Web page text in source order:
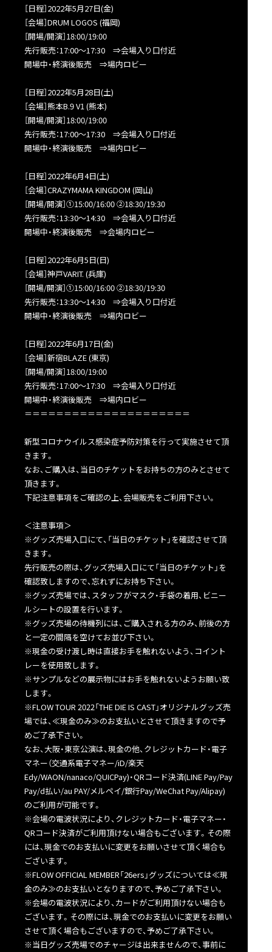
［日程］2022年5月27日(金)
［会場］DRUM LOGOS (福岡)
［開場/開演］18:00/19:00
先行販売：17:00～17:30 ⇒会場入り口付近
開場中・終演後販売 ⇒場内ロビー
［日程］2022年5月28日(土)
［会場］熊本B.9 V1 (熊本)
［開場/開演］18:00/19:00
先行販売：17:00～17:30 ⇒会場入り口付近
開場中・終演後販売 ⇒場内ロビー
［日程］2022年6月4日(土)
［会場］CRAZYMAMA KINGDOM (岡山)
［開場/開演］①15:00/16:00 ②18:30/19:30
先行販売：13:30～14:30 ⇒会場入り口付近
開場中・終演後販売 ⇒会場内ロビー
［日程］2022年6月5日(日)
［会場］神戸VARIT. (兵庫)
［開場/開演］①15:00/16:00 ②18:30/19:30
先行販売：13:30～14:30 ⇒会場入り口付近
開場中・終演後販売 ⇒場内ロビー
［日程］2022年6月17日(金)
［会場］新宿BLAZE (東京)
［開場/開演］18:00/19:00
先行販売：17:00～17:30 ⇒会場入り口付近
開場中・終演後販売 ⇒場内ロビー
＝＝＝＝＝＝＝＝＝＝＝＝＝＝＝＝＝＝＝＝＝
新型コロナウイルス感染症予防対策を行って実施させて頂
きます。
なお、ご購入は、当日のチケットをお持ちの方のみとさせて
頂きます。
下記注意事項をご確認の上、会場販売をご利用下さい。
＜注意事項＞
※グッズ売場入口にて、「当日のチケット」を確認させて頂
きます。
先行販売の際は、グッズ売場入口にて「当日のチケット」を
確認致しますので、忘れずにお持ち下さい。
※グッズ売場では、スタッフがマスク・手袋の着用、ビニー
ルシートの設置を行います。
※グッズ売場の待機列には、ご購入される方のみ、前後の方
と一定の間隔を空けてお並び下さい。
※現金の受け渡し時は直接お手を触れないよう、コイント
レーを使用致します。
※サンプルなどの展示物にはお手を触れないようお願い致
します。
※FLOW TOUR 2022「THE DIE IS CAST」オリジナルグッズ売
場では、≪現金のみ≫のお支払いとさせて頂きますので予
めご了承下さい。
なお、大阪・東京公演は、現金の他、クレジットカード・電子
マネー（交通系電子マネー/iD/楽天
Edy/WAON/nanaco/QUICPay)・QRコード決済(LINE Pay/Pay
Pay/d払い/au PAY/メルペイ/銀行Pay/WeChat Pay/Alipay)
のご利用が可能です。
※会場の電波状況により、クレジットカード・電子マネー・
QRコード決済がご利用頂けない場合もございます。その際
には、現金でのお支払いに変更をお願いさせて頂く場合も
ございます。
※FLOW OFFICIAL MEMBER「26ers」グッズについては≪現
金のみ≫のお支払いとなりますので、予めご了承下さい。
※会場の電波状況により、カードがご利用頂けない場合も
ございます。その際には、現金でのお支払いに変更をお願い
させて頂く場合もございますので、予めご了承下さい。
※当日グッズ売場でのチャージは出来ませんので、事前に